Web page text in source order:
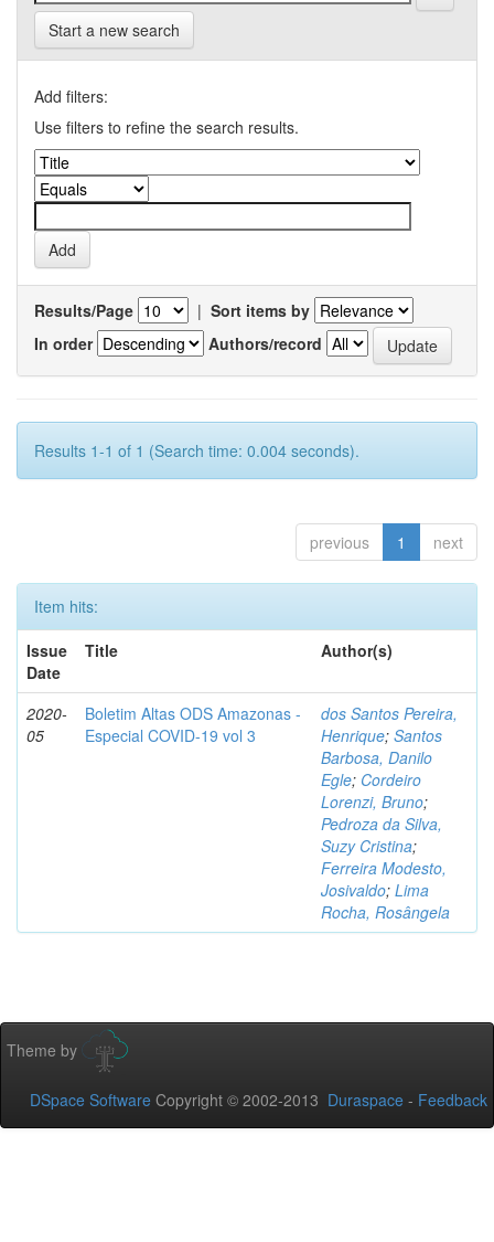
Start a new search
Add filters:
Use filters to refine the search results.
Results/Page | Sort items by
In order
Authors/record
Results 1-1 of 1 (Search time: 0.004 seconds).
previous 1 next
Item hits:
Issue
Date
Title Author(s)
2020-
05
Boletim Altas ODS Amazonas -
Especial COVID-19 vol 3
dos Santos Pereira,
Henrique; Santos
Barbosa, Danilo
Egle; Cordeiro
Lorenzi, Bruno;
Pedroza da Silva,
Suzy Cristina;
Ferreira Modesto,
Josivaldo; Lima
Rocha, Rosângela
Theme by
DSpace Software Copyright © 2002-2013 Duraspace - Feedback